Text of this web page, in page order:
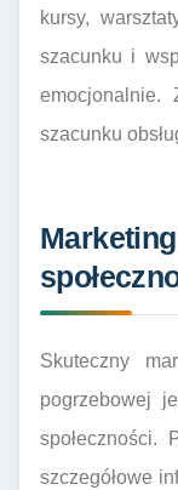
kursy,
szacunku i
emocjonalnie.
szacunku
Skuteczny
pogrzebowej
społeczności.
szczegółowe